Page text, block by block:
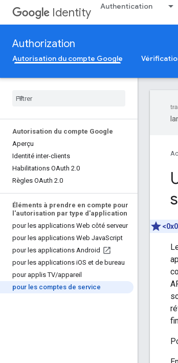
Identity Authentication
Authorization
Autorisation du compte Google
Autorisation du compte Google
Aperçu
Identité inter-clients
Habilitations OAuth 2.0
Règles OAuth 2.0
Éléments à prendre en compte pour
l'autorisation par type d'application
pour les applications Web côté serveur
pour les applications Web JavaScript
pour les applications Android
pour les applications iOS et de bureau
pour applis TV/appareil
pour les comptes de service
<0x0